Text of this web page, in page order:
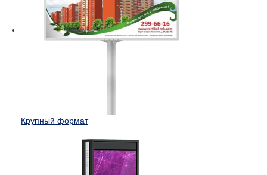
Крупный формат